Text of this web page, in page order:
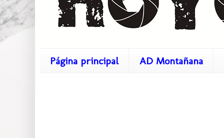
Página principal AD Montañana